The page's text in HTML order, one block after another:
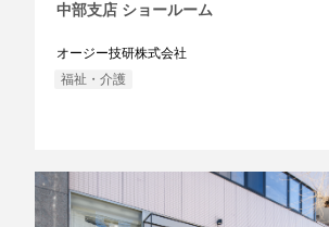
中部支店 ショールーム
オージー技研株式会社
福祉・介護